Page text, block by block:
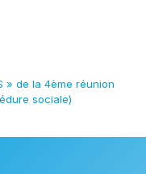
» de la 4ème réunion
sociale)